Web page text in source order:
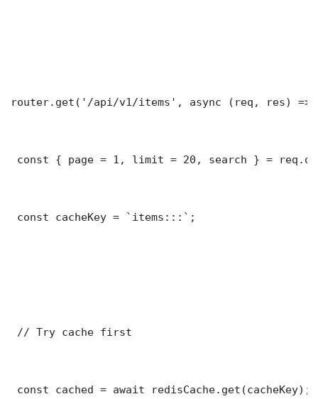
router.get('/api/v1/items', async (req, res) =>
const { page = 1, limit = 20, search } =
const cacheKey = `items:::`;
// Try cache first
const cached = await redisCache.get(cacheKey);